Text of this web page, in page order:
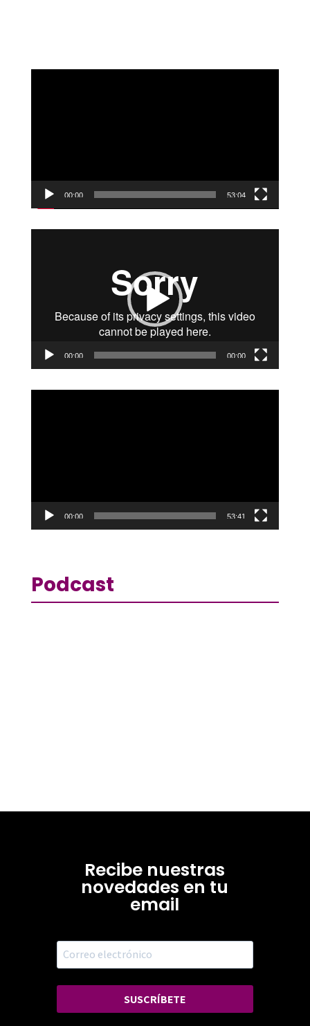
00:00 53:04
00:00 00:00
00:00 53:41
Podcast
Recibe nuestras
novedades en tu
email
SUSCRÍBETE